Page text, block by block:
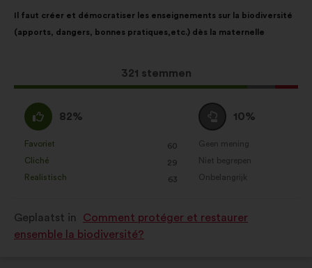
van
het
Il faut créer et démocratiser les enseignements sur la biodiversité
(apports, dangers, bonnes pratiques,etc.) dès la maternelle
Dit
voorstel
321 stemmen
de
volgende
Mee
eens
:
82%
als:
Favoriet
: 60
keer
Cliché
: 29
keer
Realistisch
: 63
keer
Neutraal
:
10%
als:
Geen mening
:keer
Niet begrepen
:keer
Onbelangrijk
:keer
Geplaatst in
Comment protéger et restaurer
ensemble la biodiversité?
geaggregeerde wijze te verrijken
impact via sociale netwerken te